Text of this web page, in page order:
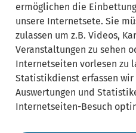
ermöglichen die
unsere Internetsete. Sie
zulassen um z.B. Videos,
Veranstaltungen zu sehen
Internetseiten vorlesen zu
Statistikdienst erfassen
Auswertungen und
Internetseiten-Besuch